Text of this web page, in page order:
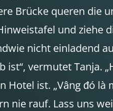
Brücke queren die
und ziehe
nicht einladend
vermutet Tanja.
ist. „Vâng đó là
nie rauf. Lass uns